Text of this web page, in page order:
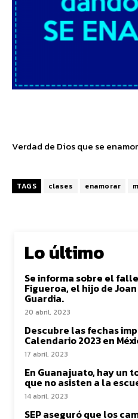
Verdad de Dios que se
TAGS clases enamorar
Lo último
Se informa sobre el
Figueroa, el hijo de
Guardia.
20 abril, 2023
Descubre las fechas
Calendario 2023 en
17 abril, 2023
En Guanajuato, hay un
que no asisten a la
14 abril, 2023
SEP aseguró que los